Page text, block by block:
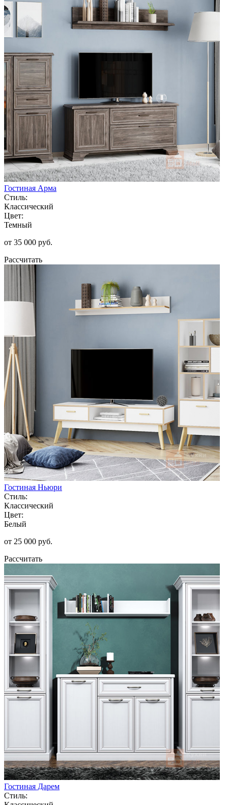
Гостиная Арма
Стиль:
Классический
Цвет:
Темный
от 35 000 руб.
Рассчитать
Гостиная Ньюри
Стиль:
Классический
Цвет:
Белый
от 25 000 руб.
Рассчитать
Гостиная Дарем
Стиль: